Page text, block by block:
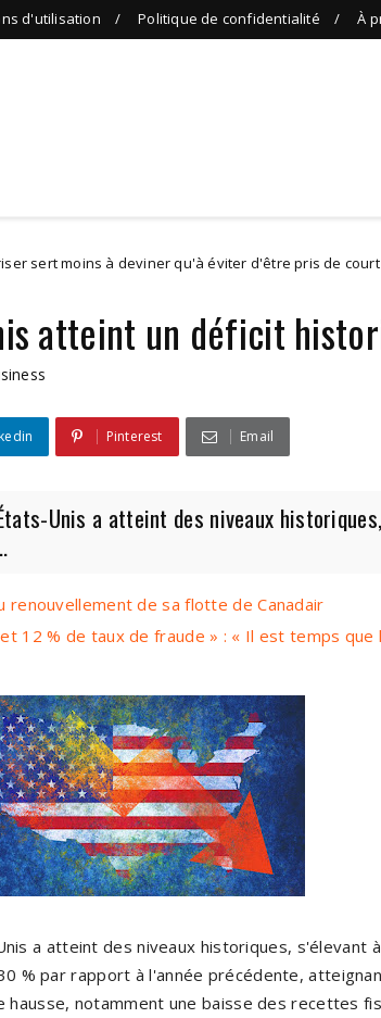
d'utilisation Politique de confidentialité À
à deviner qu'à éviter d'être pris de court »
atteint un déficit
Pinterest Email
Unis a atteint des niveaux
renouvellement de sa flotte de Canadair
12 % de taux de fraude » : « Il est temps que
a atteint des niveaux historiques, s'élevant
% par rapport à l'année précédente,
notamment une baisse des recettes